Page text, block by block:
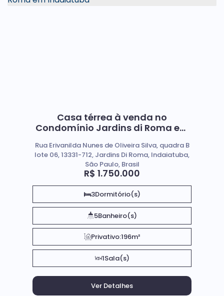
Casa térrea à venda no
Condomínio Jardins di Roma em
R$ 1.750.000
Rua Erivanilda Nunes de Oliveira Silva, quadra B
lote 06, 13331-712, Jardins Di Roma, Indaiatuba,
São Paulo, Brasil
3Dormitório(s)
5Banheiro(s)
Privativo:196m²
1Sala(s)